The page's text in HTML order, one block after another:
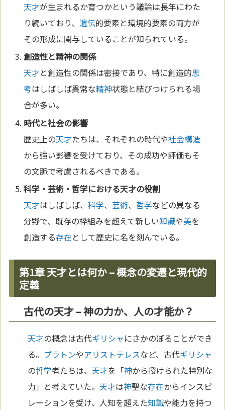
天才が生まれるか育つかという議論は長年にわた
り続いており、遺伝的要素と環境的要素の両方が
その形成に関与していることが知られている。
創造性と精神の関係
天才と創造性の関係は密接であり、特に創造的思
考はしばしば異常な精神状態と結びつけられる場
合が多い。
時代と社会の影響
歴史上の天才たちは、それぞれの時代や社会構造
から強い影響を受けており、その成功や評価もそ
の文脈で考慮されるべきである。
科学 ・芸術 ・ 哲学における天才の役割
天才はしばしば、科学、芸術、 哲学などの異なる
分野で、既存の枠組みを超えて新しい知識や美を
創造する存在として歴史に名を刻んでいる。
第1章 天才とは何か – 概念の変遷と現代的
定義
古代の天才 – 神の力か、人の才能か？
天才の概念は古代ギリシャにさかのぼることができ
る。 プラトンやアリストテレスなど、古代ギリシャ
の哲学者たちは、天才を「神から授けられた特別な
力」と考えていた。天才は神聖な存在からインスピ
レーションを受け、人知を超えた知識や能力を持つ